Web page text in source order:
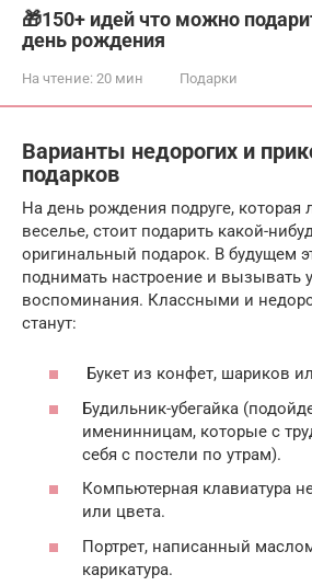
🎁150+ идей что можно
день рождения
На чтение: 20 мин Подарки
Варианты недорогих и
подарков
На день рождения подруге,
веселье, стоит подарить какой-
оригинальный подарок. В будущем
поднимать настроение и вызывать
воспоминания. Классными и
станут:
Букет из конфет, шариков
Будильник-убегайка
именинницам, которые с
себя с постели по утрам).
Компьютерная клавиатура
или цвета.
Портрет, написанный
карикатура.